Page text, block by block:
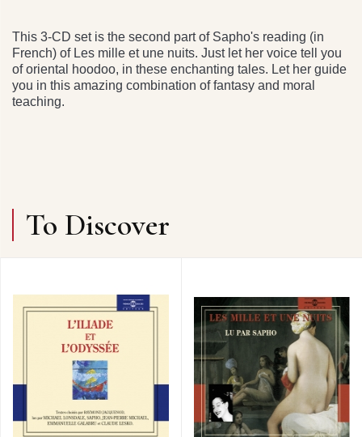
This 3-CD set is the second part of Sapho's reading (in
French) of Les mille et une nuits. Just let her voice tell you
of oriental hoodoo, in these enchanting tales. Let her guide
you in this amazing combination of fantasy and moral
teaching.
To Discover